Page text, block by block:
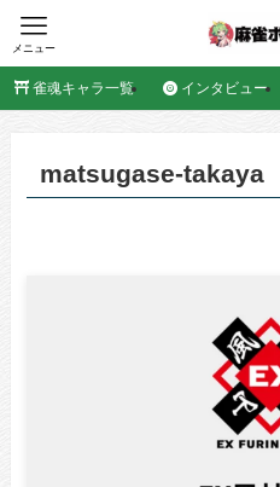
メニュー
雀魂キャラ一覧 インタビュー
matsugase-takaya